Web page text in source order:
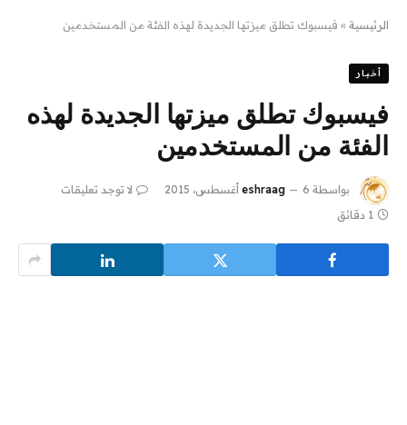
الرئيسية » فيسبوك تطلق ميزتها الجديدة لهذه الفئة من المستخدمين
أخبار
فيسبوك تطلق ميزتها الجديدة لهذه
الفئة من المستخدمين
بواسطة eshraag 6 أغسطس، 2015
لا توجد تعليقات
1 دقائق